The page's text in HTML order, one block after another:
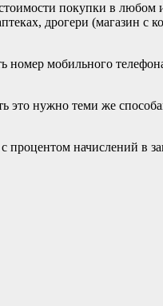
покупки в любом
дрогери (магазин с
номер мобильного
это нужно теми же
процентом начислений в